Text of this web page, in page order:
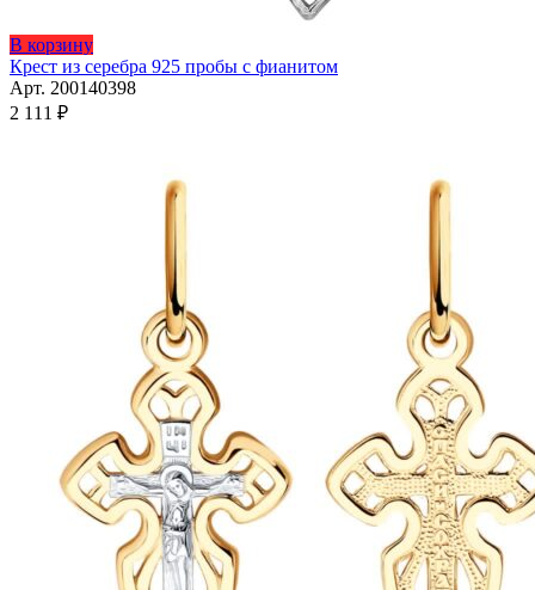
В корзинуЭтот
товар
имеет
Крест из серебра 925 пробы с фианитом
Арт. 200140398
2 111 ₽